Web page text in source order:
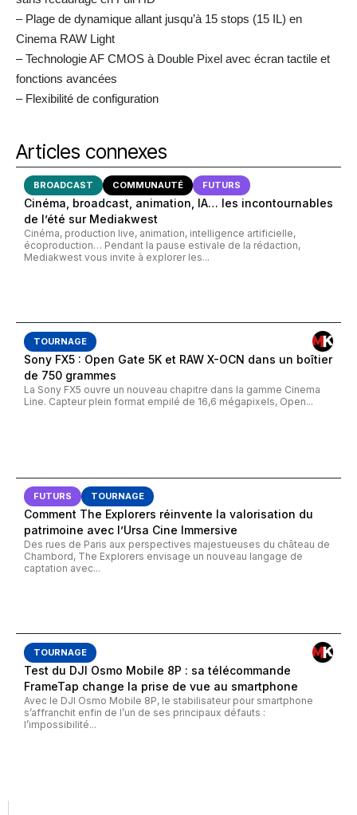
– Plage de dynamique allant jusqu’à 15 stops (15 IL) en
Cinema RAW Light
– Technologie AF CMOS à Double Pixel avec écran tactile et
fonctions avancées
– Flexibilité de configuration
Articles connexes
BROADCAST COMMUNAUTÉ FUTURS
Cinéma, broadcast, animation, IA… les incontournables
de l’été sur Mediakwest
Cinéma, production live, animation, intelligence artificielle,
écoproduction… Pendant la pause estivale de la rédaction,
Mediakwest vous invite à explorer les...
TOURNAGE
Sony FX5 : Open Gate 5K et RAW X-OCN dans un boîtier
de 750 grammes
La Sony FX5 ouvre un nouveau chapitre dans la gamme Cinema
Line. Capteur plein format empilé de 16,6 mégapixels, Open...
FUTURS TOURNAGE
Comment The Explorers réinvente la valorisation du
patrimoine avec l’Ursa Cine Immersive
Des rues de Paris aux perspectives majestueuses du château de
Chambord, The Explorers envisage un nouveau langage de
captation avec...
TOURNAGE
Test du DJI Osmo Mobile 8P : sa télécommande
FrameTap change la prise de vue au smartphone
Avec le DJI Osmo Mobile 8P, le stabilisateur pour smartphone
s’affranchit enfin de l’un de ses principaux défauts :
l’impossibilité...